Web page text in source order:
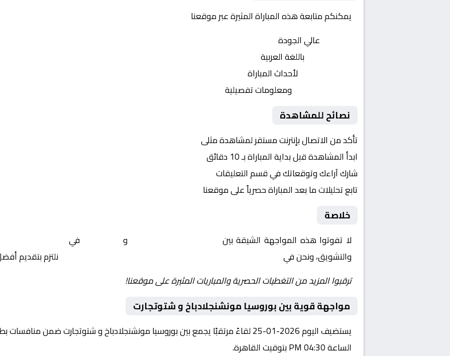
يمكنكم متابعة هذه المباراة المثيرة عبر موقعنا
عالي الجودة
باللغة العربية
لأحداث المباراة
ومعلومات تفصيلية
نصائح للمشاهدة
تأكد من الاتصال بإنترنت مستقر لمشاهدة مثلى
ابدأ المشاهدة قبل بداية المباراة بـ 10 دقائق
شارك آراءك وتوقعاتك في قسم التعليقات
تابع تحليلات ما بعد المباراة حصرياً على موقعنا
خلاصة
لا تفوتوا هذه المواجهة الشيقة بين و في
والتشويق، ونحن في
نلتزم بتقديم
ترقبوا المزيد من التغطيات الحصرية والمباريات المثيرة على موقعنا!
مواجهة قوية بين بوروسيا مونشنجلادباخ و شتوتجارت
يستضيف اليوم 2026-01-25 لقاءً مرتقبًا يجمع بين بوروسيا مونشنجلادباخ و شتوتجارت ضمن
الساعة 04:30 PM بتوقيت القاهرة.